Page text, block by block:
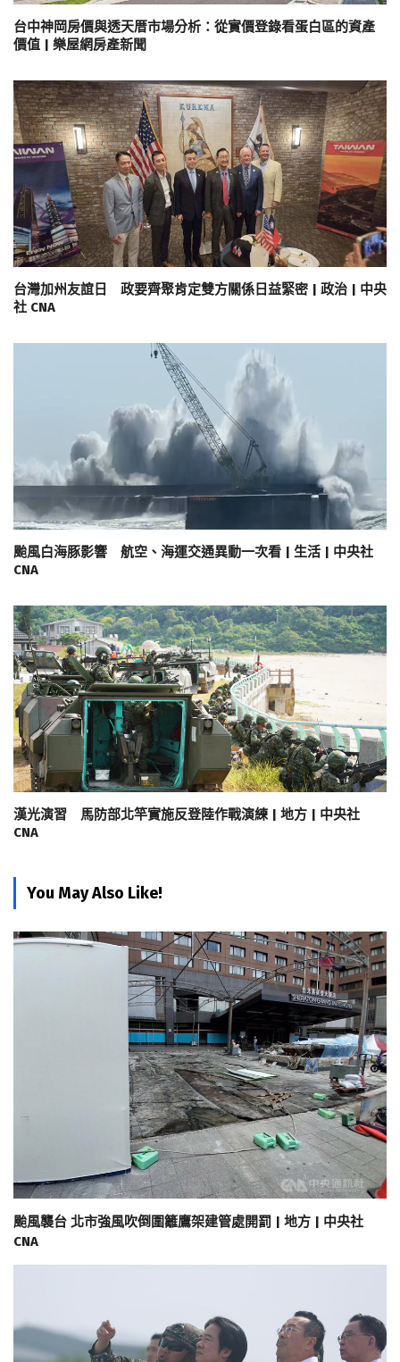
台中神岡房價與透天厝市場分析：從實價登錄看蛋白區的資產
價值 | 樂屋網房產新聞
台灣加州友誼日 政要齊聚肯定雙方關係日益緊密 | 政治 | 中央
社 CNA
颱風白海豚影響 航空、海運交通異動一次看 | 生活 | 中央社
CNA
漢光演習 馬防部北竿實施反登陸作戰演練 | 地方 | 中央社
CNA
You May Also Like!
颱風襲台 北市強風吹倒圍籬鷹架建管處開罰 | 地方 | 中央社
CNA